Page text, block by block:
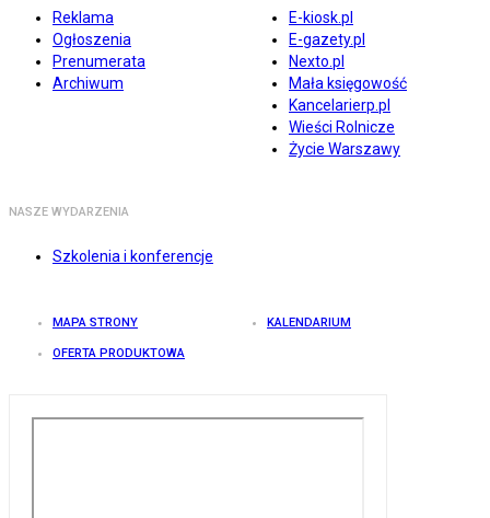
Reklama
Ogłoszenia
Prenumerata
Archiwum
E-kiosk.pl
E-gazety.pl
Nexto.pl
Mała księgowość
Kancelarierp.pl
Wieści Rolnicze
Życie Warszawy
NASZE WYDARZENIA
Szkolenia i konferencje
MAPA STRONY KALENDARIUM
OFERTA PRODUKTOWA